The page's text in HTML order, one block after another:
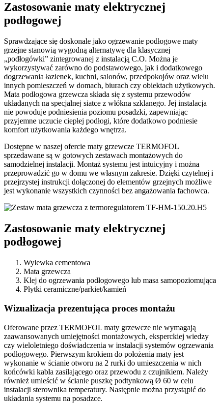
Zastosowanie maty elektrycznej
podłogowej
Sprawdzające się doskonale jako ogrzewanie podłogowe maty
grzejne stanowią wygodną alternatywę dla klasycznej
„podłogówki” zintegrowanej z instalacją C.O. Można je
wykorzystywać zarówno do podstawowego, jak i dodatkowego
dogrzewania łazienek, kuchni, salonów, przedpokojów oraz wielu
innych pomieszczeń w domach, biurach czy obiektach użytkowych.
Mata podłogowa grzewcza składa się z systemu przewodów
układanych na specjalnej siatce z włókna szklanego. Jej instalacja
nie powoduje podniesienia poziomu posadzki, zapewniając
przyjemne uczucie ciepłej podłogi, które dodatkowo podniesie
komfort użytkowania każdego wnętrza.
Dostępne w naszej ofercie maty grzewcze TERMOFOL
sprzedawane są w gotowych zestawach montażowych do
samodzielnej instalacji. Montaż systemu jest intuicyjny i można
przeprowadzić go w domu we własnym zakresie. Dzięki czytelnej i
przejrzystej instrukcji dołączonej do elementów grzejnych możliwe
jest wykonanie wszystkich czynności bez angażowania fachowca.
Zastosowanie maty elektrycznej
podłogowej
Wylewka cementowa
Mata grzewcza
Klej do ogrzewania podłogowego lub masa samopoziomująca
Płytki ceramiczne/parkiet/kamień
Wizualizacja prezentująca proces montażu
Oferowane przez TERMOFOL maty grzewcze nie wymagają
zaawansowanych umiejętności montażowych, eksperckiej wiedzy
czy wieloletniego doświadczenia w instalacji systemów ogrzewania
podłogowego. Pierwszym krokiem do położenia maty jest
wykonanie w ścianie otworu na 2 rurki do umieszczenia w nich
końcówki kabla zasilającego oraz przewodu z czujnikiem. Należy
również umieścić w ścianie puszkę podtynkową Ø 60 w celu
instalacji sterownika temperatury. Następnie można przystąpić do
układania systemu na posadzce.